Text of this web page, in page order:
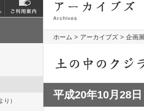
ホーム > アーカイブズ > 企画
平成20年10月28
り）